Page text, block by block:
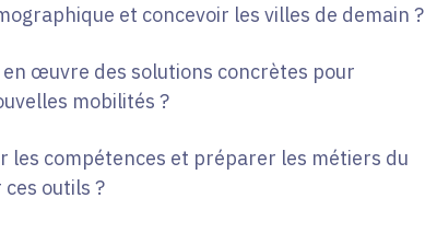
et concevoir les villes de demain ?
œuvre des solutions concrètes pour
mobilités ?
les compétences et préparer les métiers du
outils ?